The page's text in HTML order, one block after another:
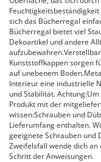
sich das Bücherregal
Bücherregal bietet viel
Dekoartikel und andere
Kunststoffkappen sorgen
auf unebenem
Interieur eine industrielle
und Stabilität.
Produkt mit der
wissen:Schrauben und
Lieferumfang enthalten.
geeignete Schrauben und
Zweifelsfall wende dich
Schritt der Anweisungen.